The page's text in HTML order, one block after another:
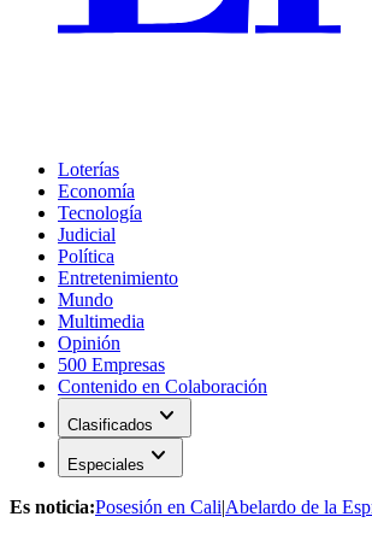
Loterías
Economía
Tecnología
Judicial
Política
Entretenimiento
Mundo
Multimedia
Opinión
500 Empresas
Contenido en Colaboración
Clasificados expand_more
Especiales expand_more
Es noticia:Posesión en Cali|Abelardo de la